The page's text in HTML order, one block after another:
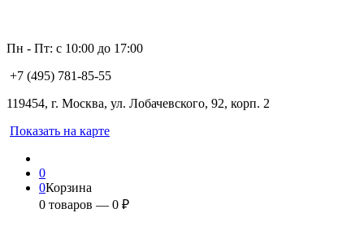
Пн - Пт: с 10:00 до 17:00
+7 (495) 781-85-55
119454, г. Москва, ул. Лобачевского, 92, корп. 2
Показать на карте
0
0Корзина
0 товаров — 0 ₽